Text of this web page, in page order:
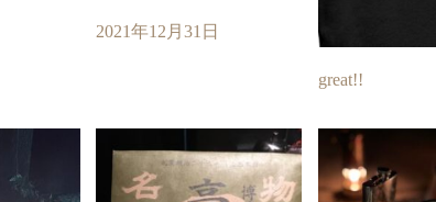
2021年12月31日
great!!